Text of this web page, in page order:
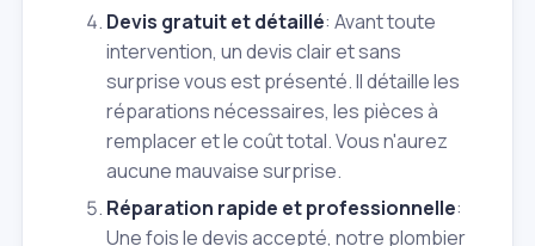
Devis gratuit et détaillé: Avant toute
intervention, un devis clair et sans
surprise vous est présenté. Il détaille les
réparations nécessaires, les pièces à
remplacer et le coût total. Vous n'aurez
aucune mauvaise surprise.
Réparation rapide et professionnelle:
Une fois le devis accepté, notre plombier